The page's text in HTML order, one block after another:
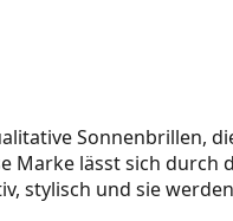
Sonnenbrillen,
Marke lässt sich durch
stylisch und sie